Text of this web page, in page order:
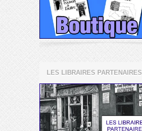
LES LIBRAIRES PARTENAIRES